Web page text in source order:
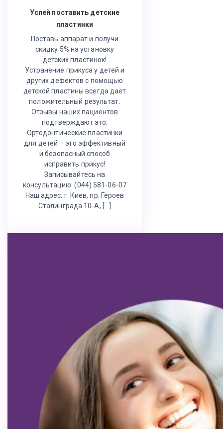
Успей поставить детские
пластинки
Поставь аппарат и получи
скидку 5% на установку
детских пластинок!
Устранение прикуса у детей и
других дефектов с помощью
детской пластины всегда дает
положительный результат.
Отзывы наших пациентов
подтверждают это.
Ортодонтические пластинки
для детей – это эффективный
и безопасный способ
исправить прикус!
Записывайтесь на
консультацию: (044) 581-06-07
Наш адрес: г. Киев, пр. Героев
Сталинграда 10-А, […]